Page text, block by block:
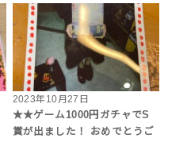
2023年10月27日
★★ゲーム1000円ガチャでS
賞が出ました！ おめでとうご